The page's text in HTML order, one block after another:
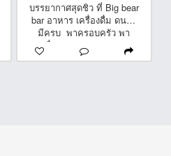
บรรยากาศสุดชิว ที่ Big bear
bar อาหาร เครื่องดื่ม ดนตรี
มีครบ พาครอบครัว พา
เพื่อนๆ มาทานอาหาร
ท่ามกลางบรรยากาศชิวๆได้